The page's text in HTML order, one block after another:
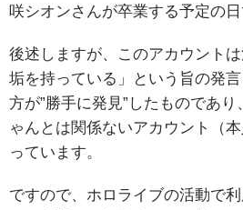
咲シオンさんが卒業する予定の日
後述しますが、このアカウント
垢を持っている」という旨の発
方が”勝手に発見”したものであ
ゃんとは関係ないアカウント（
っています。
ですので、ホロライブの活動で